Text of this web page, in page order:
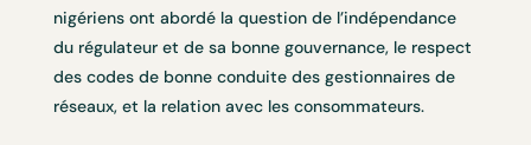
nigériens ont abordé la question de l’indépendance
du régulateur et de sa bonne gouvernance, le respect
des codes de bonne conduite des gestionnaires de
réseaux, et la relation avec les consommateurs.